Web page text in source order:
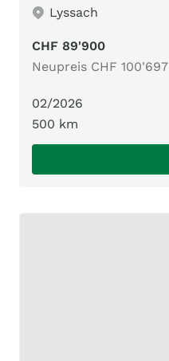
Lyssach
CHF 89'900
Neupreis CHF 100'697
02/2026
500 km